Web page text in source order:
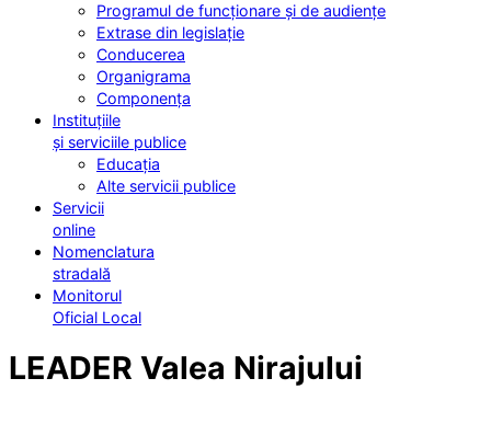
Programul de funcționare și de audiențe
Extrase din legislație
Conducerea
Organigrama
Componența
Instituțiile
și serviciile publice
Educația
Alte servicii publice
Servicii
online
Nomenclatura
stradală
Monitorul
Oficial Local
LEADER Valea Nirajului